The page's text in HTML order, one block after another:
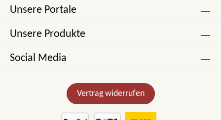
Unsere Portale
Unsere Produkte
Social Media
Vertrag widerrufen